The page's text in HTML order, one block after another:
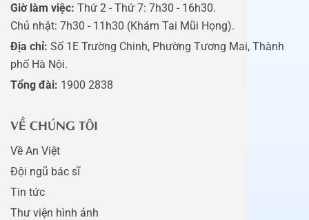
Giờ làm việc: Thứ 2 - Thứ 7: 7h30 - 16h30.
Chủ nhật: 7h30 - 11h30 (Khám Tai Mũi Họng).
Địa chỉ: Số 1E Trường Chinh, Phường Tương Mai, Thành
phố Hà Nội.
Tổng đài: 1900 2838
VỀ CHÚNG TÔI
Về An Việt
Đội ngũ bác sĩ
Tin tức
Thư viện hình ảnh